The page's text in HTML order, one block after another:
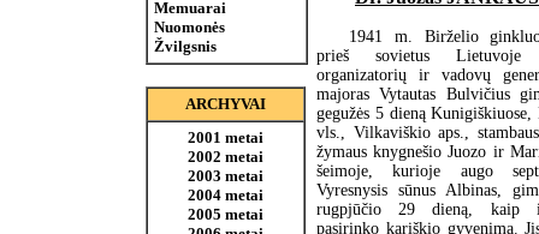
Memuarai
Nuomonės
Žvilgsnis
ARCHYVAI
2001 metai
2002 metai
2003 metai
2004 metai
2005 metai
1941 m. Birželio
prieš sovietus
organizatorių ir vadovų
majoras Vytautas Bulvičius
gegužės 5 dieną
vls., Vilkaviškio aps.,
žymaus knygnešio Juozo ir
šeimoje, kurioje augo
Vyresnysis sūnus Albinas,
rugpjūčio 29 dieną, kaip
pasirinko kariškio gyvenimą.